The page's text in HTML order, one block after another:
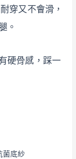
穿又不會滑，
。
硬骨感，踩一
菌底紗